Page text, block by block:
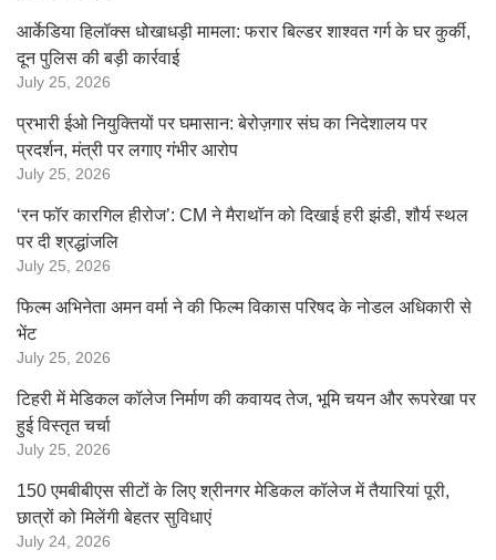
आर्केडिया हिलॉक्स धोखाधड़ी मामला: फरार बिल्डर शाश्वत गर्ग के घर कुर्की,
दून पुलिस की बड़ी कार्रवाई
July 25, 2026
प्रभारी ईओ नियुक्तियों पर घमासान: बेरोज़गार संघ का निदेशालय पर
प्रदर्शन, मंत्री पर लगाए गंभीर आरोप
July 25, 2026
‘रन फॉर कारगिल हीरोज’: CM ने मैराथॉन को दिखाई हरी झंडी, शौर्य स्थल
पर दी श्रद्धांजलि
July 25, 2026
फिल्म अभिनेता अमन वर्मा ने की फिल्म विकास परिषद के नोडल अधिकारी से
भेंट
July 25, 2026
टिहरी में मेडिकल कॉलेज निर्माण की कवायद तेज, भूमि चयन और रूपरेखा पर
हुई विस्तृत चर्चा
July 25, 2026
150 एमबीबीएस सीटों के लिए श्रीनगर मेडिकल कॉलेज में तैयारियां पूरी,
छात्रों को मिलेंगी बेहतर सुविधाएं
July 24, 2026